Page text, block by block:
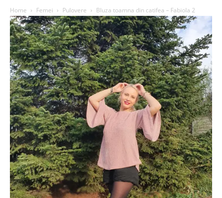
Home Femei Pulovere Bluza toamna din catifea – Fabiola 2